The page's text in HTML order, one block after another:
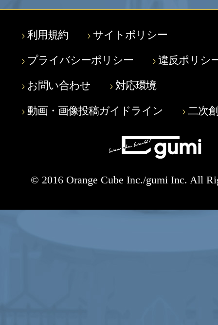
利用規約 サイトポリシー
プライバシーポリシー 違反ポリシ
お問い合わせ 対応環境
動画・画像投稿ガイドライン 二次
© 2016 Orange Cube Inc./gumi Inc. All